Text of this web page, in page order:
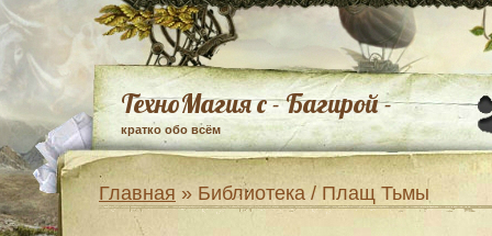
ТехноМагия с - Багирой -
кратко обо всём
Главная » Библиотека / Плащ Тьмы